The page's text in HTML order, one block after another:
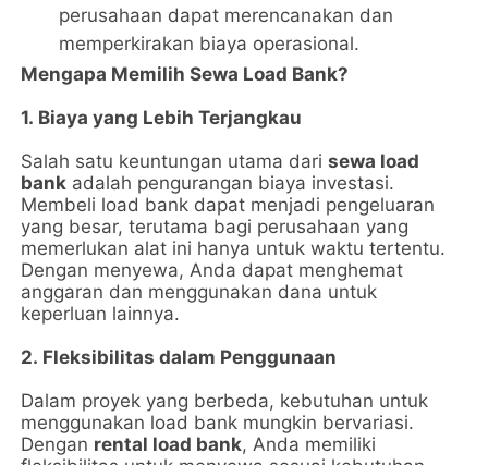
perusahaan dapat merencanakan dan
memperkirakan biaya operasional.
Mengapa Memilih Sewa Load Bank?
1. Biaya yang Lebih Terjangkau
Salah satu keuntungan utama darisewa load
bank adalah pengurangan biaya investasi.
Membeli load bank dapat menjadi pengeluaran
yang besar, terutama bagi perusahaan yang
memerlukan alat ini hanya untuk waktu tertentu.
Dengan menyewa, Anda dapat menghemat
anggaran dan menggunakan dana untuk
keperluan lainnya.
2. Fleksibilitas dalam Penggunaan
Dalam proyek yang berbeda, kebutuhan untuk
menggunakan load bank mungkin bervariasi.
Dengan rental load bank, Anda memiliki